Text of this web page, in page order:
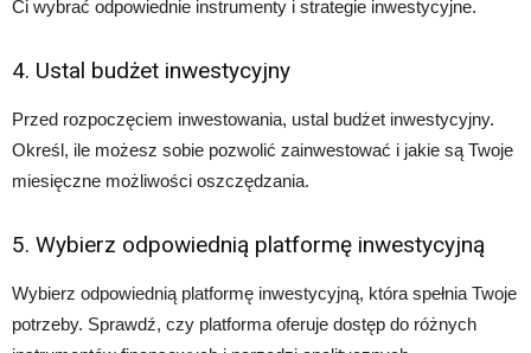
Ci wybrać odpowiednie instrumenty i strategie inwestycyjne.
4. Ustal budżet inwestycyjny
Przed rozpoczęciem inwestowania, ustal budżet inwestycyjny.
Określ, ile możesz sobie pozwolić zainwestować i jakie są Twoje
miesięczne możliwości oszczędzania.
5. Wybierz odpowiednią platformę inwestycyjną
Wybierz odpowiednią platformę inwestycyjną, która spełnia Twoje
potrzeby. Sprawdź, czy platforma oferuje dostęp do różnych